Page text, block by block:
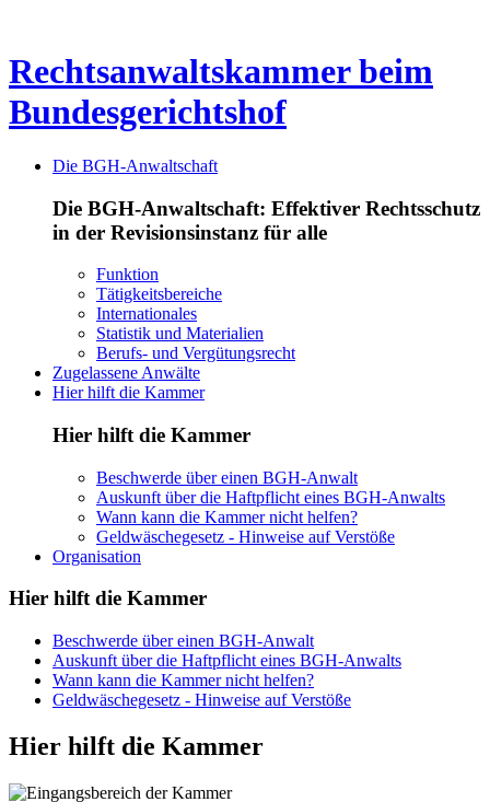
Rechtsanwaltskammer beim
Bundesgerichtshof
Die BGH-Anwaltschaft
Die BGH-Anwaltschaft: Effektiver Rechtsschutz
in der Revisionsinstanz für alle
Funktion
Tätigkeitsbereiche
Internationales
Statistik und Materialien
Berufs- und Vergütungsrecht
Zugelassene Anwälte
Hier hilft die Kammer
Hier hilft die Kammer
Beschwerde über einen BGH-Anwalt
Auskunft über die Haftpflicht eines BGH-Anwalts
Wann kann die Kammer nicht helfen?
Geldwäschegesetz - Hinweise auf Verstöße
Organisation
Hier hilft die Kammer
Beschwerde über einen BGH-Anwalt
Auskunft über die Haftpflicht eines BGH-Anwalts
Wann kann die Kammer nicht helfen?
Geldwäschegesetz - Hinweise auf Verstöße
Hier hilft die Kammer